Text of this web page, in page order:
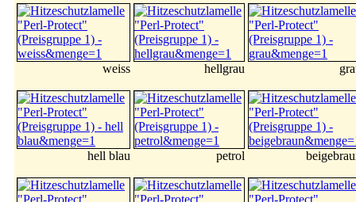
weiss hellgrau
hell blau petrol